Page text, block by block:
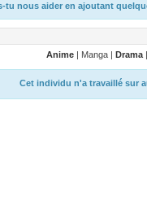
tu nous aider en ajoutant
Anime | Manga | Drama |
Cet individu n'a travaillé sur